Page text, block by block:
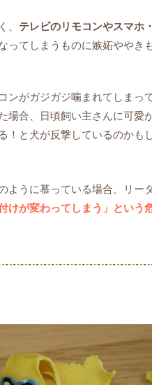
、 テレビのリモコンやスマホ
ってしまうものに嫉妬ややき
ンがガジガジ噛まれてしまっ
場合、日頃飼い主さんに可愛
と犬が反撃しているのかも
ように慕っている場合、リー
けが変わってしまう」という